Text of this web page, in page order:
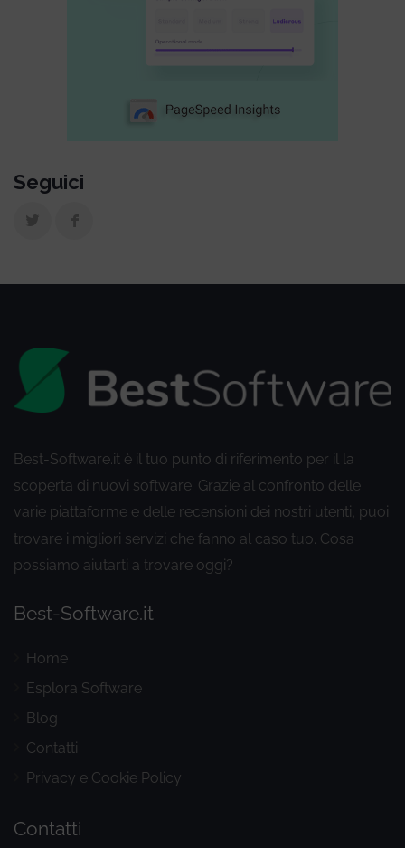
Seguici
Best-Software.it è il tuo punto di riferimento per il la
scoperta di nuovi software. Grazie al confronto delle
varie piattaforme e delle recensioni dei nostri utenti, puoi
trovare i migliori servizi che fanno al caso tuo. Cosa
possiamo aiutarti a trovare oggi?
Best-Software.it
Home
Esplora Software
Blog
Contatti
Privacy e Cookie Policy
Contatti